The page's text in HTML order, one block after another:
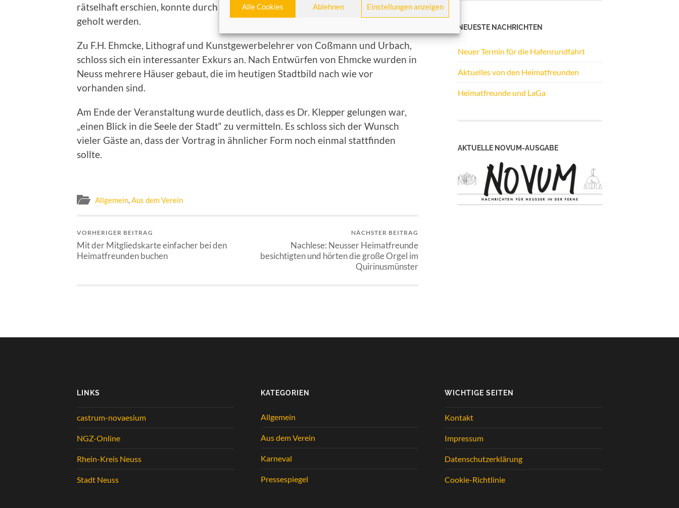
Alle Cookies Ablehnen Einstellungen anzeigen
rätselhaft erschien, konnte durch eigene Erinnerungen wieder ins Bewusstsein
geholt werden.
Zu F.H. Ehmcke, Lithograf und Kunstgewerbelehrer von Coßmann und Urbach,
schloss sich ein interessanter Exkurs an. Nach Entwürfen von Ehmcke wurden in
Neuss mehrere Häuser gebaut, die im heutigen Stadtbild nach wie vor
vorhanden sind.
Am Ende der Veranstaltung wurde deutlich, dass es Dr. Klepper gelungen war,
„einen Blick in die Seele der Stadt“ zu vermitteln. Es schloss sich der Wunsch
vieler Gäste an, dass der Vortrag in ähnlicher Form noch einmal stattfinden
sollte.
Allgemein,Aus dem Verein
VORHERIGER BEITRAG
Mit der Mitgliedskarte einfacher bei den
Heimatfreunden buchen
NÄCHSTER BEITRAG
Nachlese: Neusser Heimatfreunde
besichtigten und hörten die große Orgel im
Quirinusmünster
NEUESTE NACHRICHTEN
Neuer Termin für die Hafenrundfahrt
Aktuelles von den Heimatfreunden
Heimatfreunde und LaGa
AKTUELLE NOVUM-AUSGABE
LINKS
castrum-novaesium
NGZ-Online
Rhein-Kreis Neuss
Stadt Neuss
KATEGORIEN
Allgemein
Aus dem Verein
Karneval
Pressespiegel
WICHTIGE SEITEN
Kontakt
Impressum
Datenschutzerklärung
Cookie-Richtlinie